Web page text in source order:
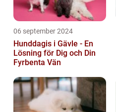
06 september 2024
Hunddagis i Gävle - En
Lösning för Dig och Din
Fyrbenta Vän